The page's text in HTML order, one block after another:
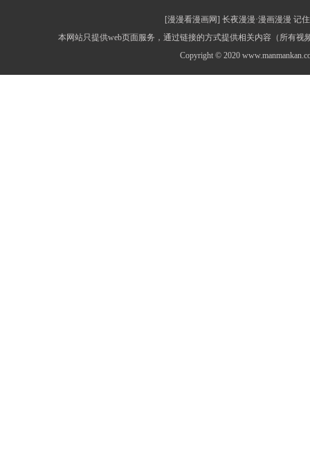
[漫漫看漫画网] 长夜漫漫·漫画漫漫 记
本网站只提供web页面服务，通过链接的方式提供相关内容（所有
Copyright © 2020